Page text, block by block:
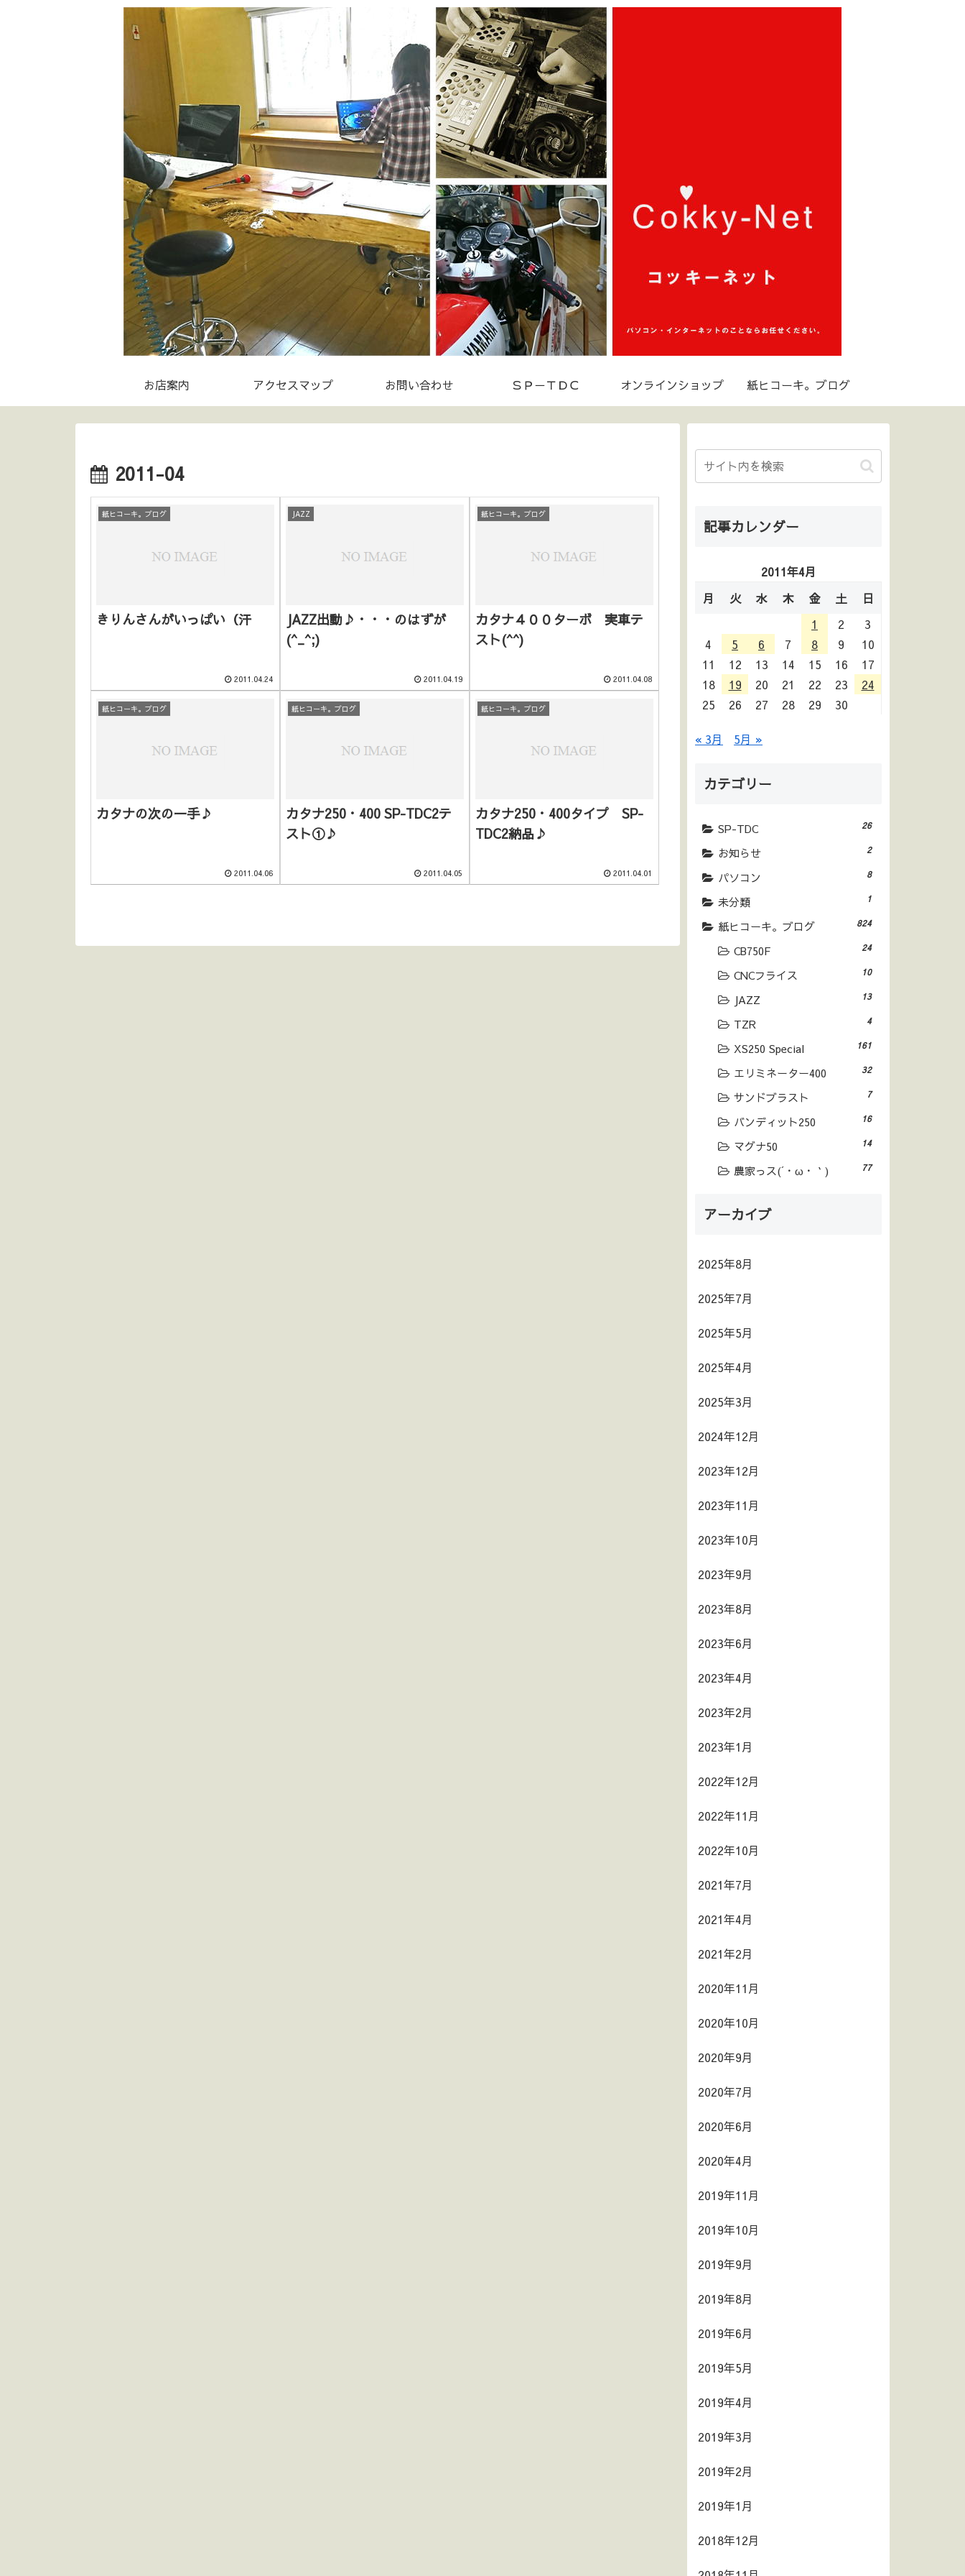
お店案内 アクセスマップ お問い合わせ ＳＰ－ＴＤＣ オンラインショップ 紙ヒコーキ。ブログ
2011-04
紙ヒコーキ。ブログ
きりんさんがいっぱい（汗
2011.04.24
JAZZ
JAZZ出動♪・・・のはずが
(^_^;)
2011.04.19
紙ヒコーキ。ブログ
カタナ４００ターボ 実車テ
スト(^^)
2011.04.08
紙ヒコーキ。ブログ
カタナの次の一手♪
2011.04.06
紙ヒコーキ。ブログ
カタナ250・400 SP-TDC2テ
スト①♪
2011.04.05
紙ヒコーキ。ブログ
カタナ250・400タイプ SP-
TDC2納品♪
2011.04.01
記事カレンダー
2011年4月
月
火 水 木 金 土
日
1
2
3
4
5 6 7 8 9
10
11
12 13 14 15 16
17
18
19 20 21 22 23
24
25
26 27 28 29 30
« 3月 5月 »
カテゴリー
SP-TDC 26
お知らせ 2
パソコン 8
未分類 1
紙ヒコーキ。ブログ 824
CB750F 24
CNCフライス 10
JAZZ 13
TZR 4
XS250 Special 161
エリミネーター400 32
サンドブラスト 7
バンディット250 16
マグナ50 14
農家っス(´・ω・｀) 77
アーカイブ
2025年8月
2025年7月
2025年5月
2025年4月
2025年3月
2024年12月
2023年12月
2023年11月
2023年10月
2023年9月
2023年8月
2023年6月
2023年4月
2023年2月
2023年1月
2022年12月
2022年11月
2022年10月
2021年7月
2021年4月
2021年2月
2020年11月
2020年10月
2020年9月
2020年7月
2020年6月
2020年4月
2019年11月
2019年10月
2019年9月
2019年8月
2019年6月
2019年5月
2019年4月
2019年3月
2019年2月
2019年1月
2018年12月